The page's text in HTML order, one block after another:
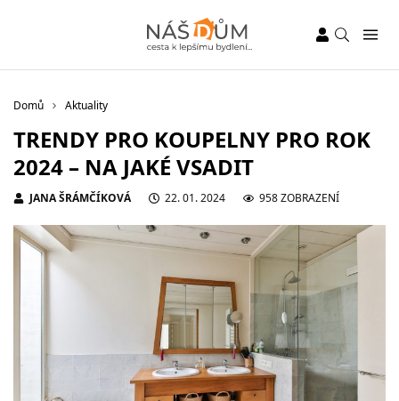
Domů Aktuality
TRENDY PRO KOUPELNY PRO ROK
2024 – NA JAKÉ VSADIT
JANA ŠRÁMČÍKOVÁ 22. 01. 2024 958 ZOBRAZENÍ